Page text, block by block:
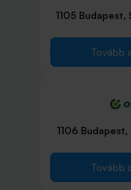
1105
Tovább
1106
Tovább